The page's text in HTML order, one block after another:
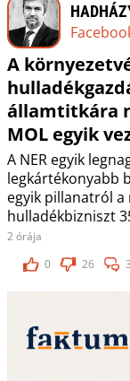
A
államtitkára
MOL egyik
A NER egyik
legkártékonyabb
egyik pillanatról a
hulladékbizniszt
2 órája
0
26